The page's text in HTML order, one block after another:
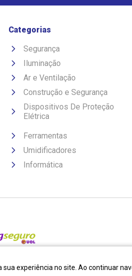
Categorias
Segurança
Iluminação
Ar e Ventilação
Construção e Segurança
Dispositivos De Proteção
Elétrica
Ferramentas
Umidificadores
Informática
experiência no site. Ao continuar